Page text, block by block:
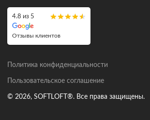
4.8 из 5
Отзывы клиентов
Политика конфиденциальности
Пользовательское соглашение
© 2026, SOFTLOFT®. Все права защищены.